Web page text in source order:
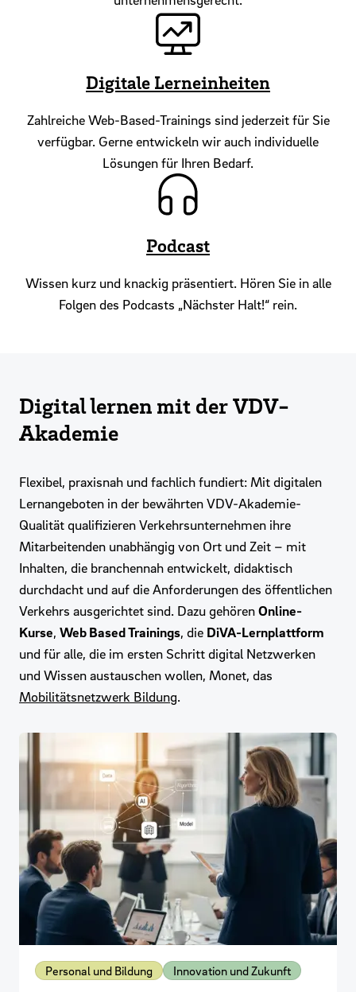
Digitale Lerneinheiten
Zahlreiche Web-Based-Trainings sind jederzeit für Sie
verfügbar. Gerne entwickeln wir auch individuelle
Lösungen für Ihren Bedarf.
Podcast
Wissen kurz und knackig präsentiert. Hören Sie in alle
Folgen des Podcasts „Nächster Halt!“ rein.
Digital lernen mit der VDV-
Akademie
Flexibel, praxisnah und fachlich fundiert: Mit digitalen
Lernangeboten in der bewährten VDV-Akademie-
Qualität qualifizieren Verkehrsunternehmen ihre
Mitarbeitenden unabhängig von Ort und Zeit – mit
Inhalten, die branchennah entwickelt, didaktisch
durchdacht und auf die Anforderungen des öffentlichen
Verkehrs ausgerichtet sind. Dazu gehörenOnline-
Kurse, Web Based Trainings, die DiVA-Lernplattform
und für alle, die im ersten Schritt digital Netzwerken
und Wissen austauschen wollen, Monet, das
Mobilitätsnetzwerk Bildung.
Personal und Bildung Innovation und Zukunft